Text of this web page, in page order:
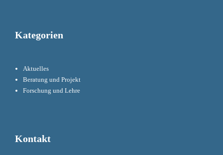
Kategorien
Aktuelles
Beratung und Projekt
Forschung und Lehre
Kontakt